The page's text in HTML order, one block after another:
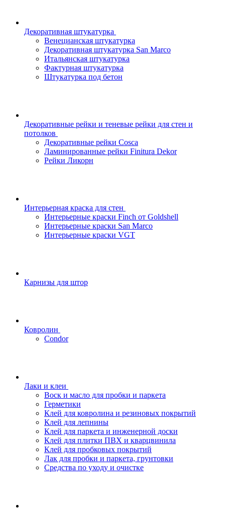
Декоративная штукатурка
Венецианская штукатурка
Декоративная штукатурка San Marco
Итальянская штукатурка
Фактурная штукатурка
Штукатурка под бетон
Декоративные рейки и теневые рейки для стен и
потолков
Декоративные рейки Cosca
Ламинированные рейки Finitura Dekor
Рейки Ликорн
Интерьерная краска для стен
Интерьерные краски Finch от Goldshell
Интерьерные краски San Marco
Интерьерные краски VGT
Карнизы для штор
Ковролин
Condor
Лаки и клеи
Воск и масло для пробки и паркета
Герметики
Клей для ковролина и резиновых покрытий
Клей для лепнины
Клей для паркета и инженерной доски
Клей для плитки ПВХ и кварцвинила
Клей для пробковых покрытий
Лак для пробки и паркета, грунтовки
Средства по уходу и очистке